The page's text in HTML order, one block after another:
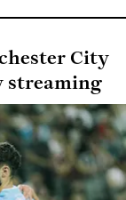
City
streaming